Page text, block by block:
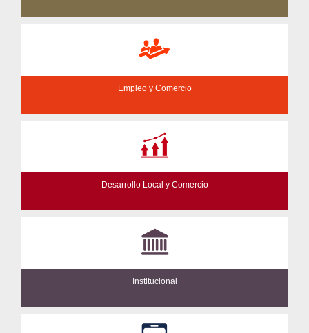
Empleo y Comercio
Desarrollo Local y Comercio
Institucional